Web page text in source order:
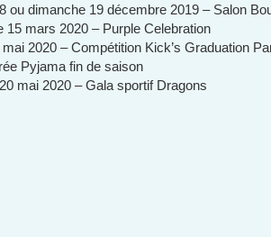
ou dimanche 19 décembre 2019 – Salon
15 mars 2020 – Purple Celebration
2020 – Compétition Kick’s Graduation
Pyjama fin de saison
mai 2020 – Gala sportif Dragons